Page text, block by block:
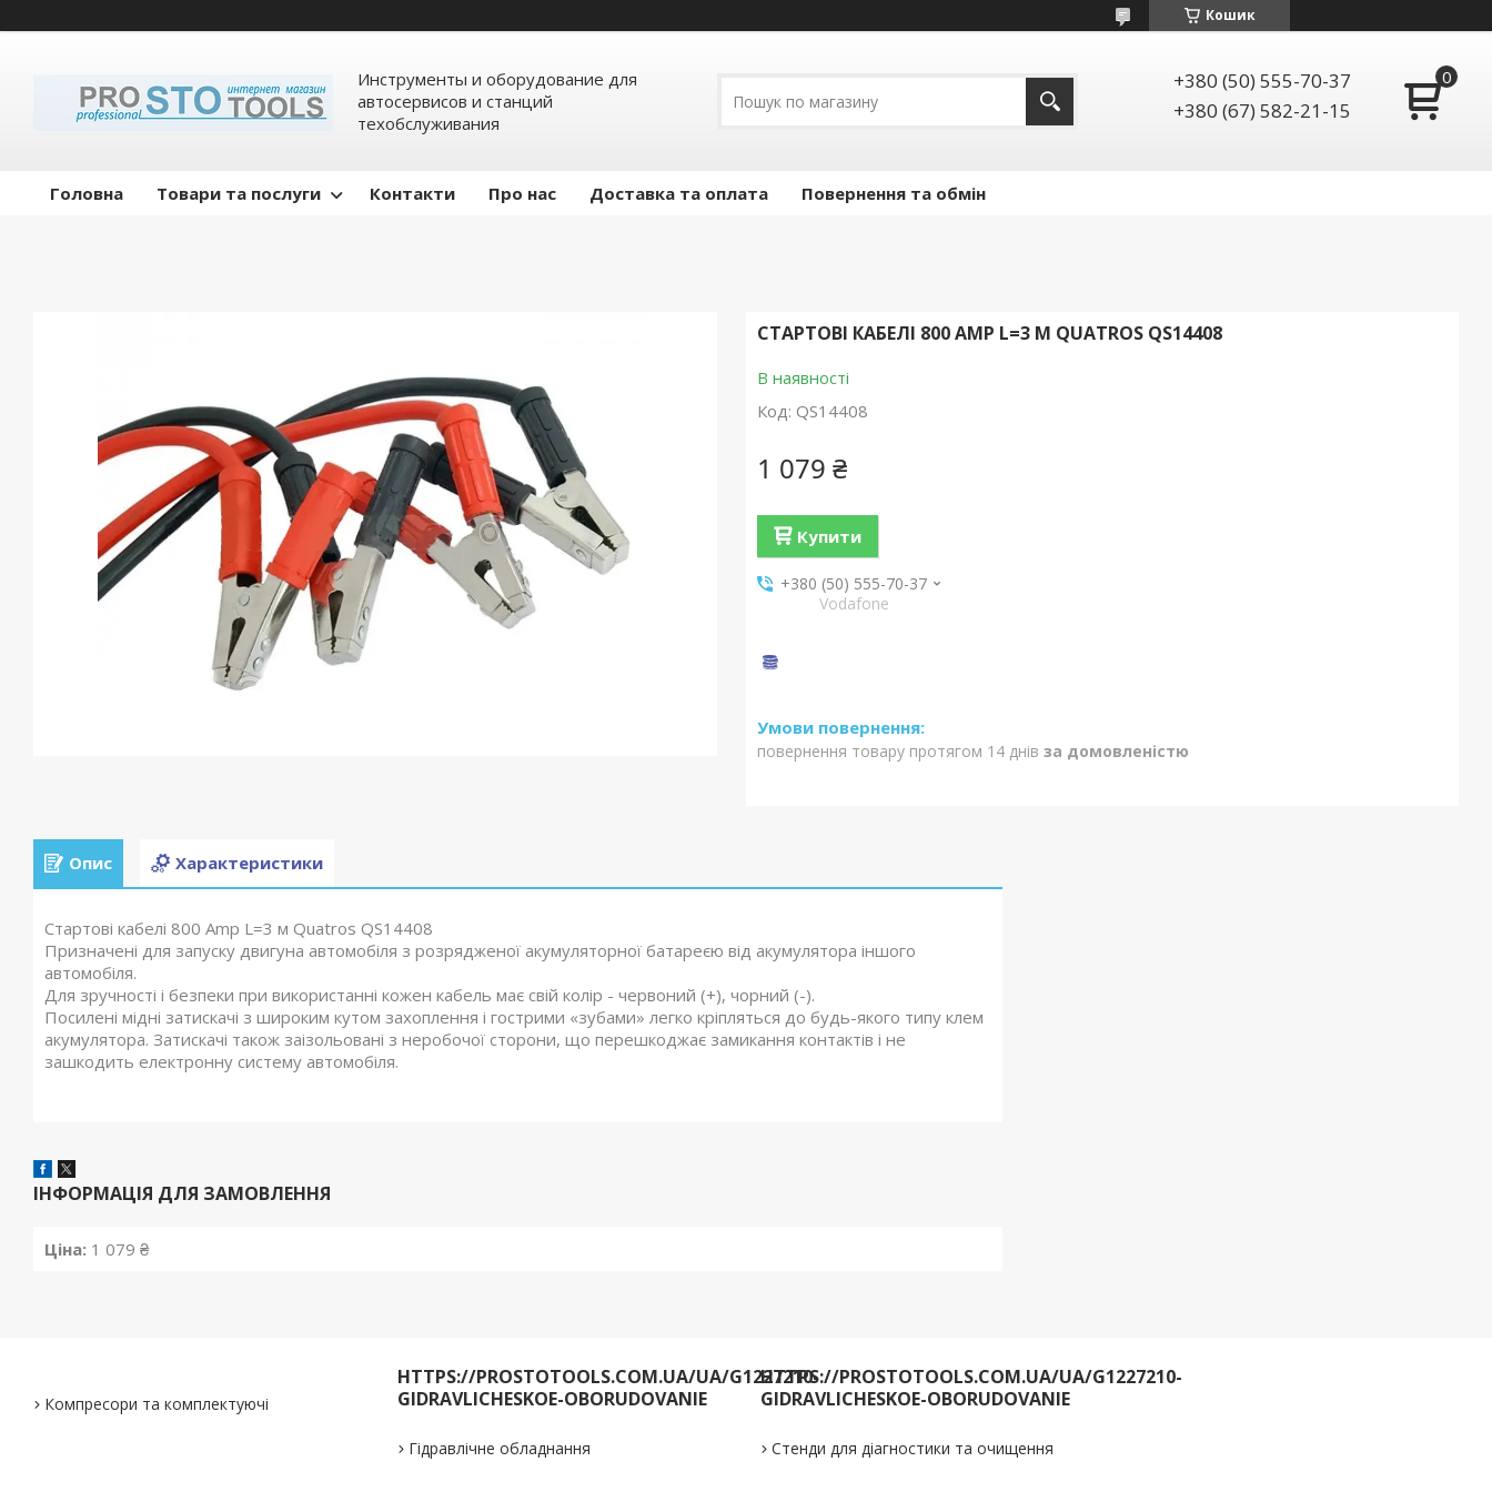
Кошик
Инструменты и оборудование для
автосервисов и станций
техобслуживания
+380 (50) 555-70-37
+380 (67) 582-21-15
Головна Товари та послуги Контакти Про нас Доставка та оплата Повернення та обмін
СТАРТОВІ КАБЕЛІ 800 AMP L=3 М QUATROS QS14408
В наявності
Код: QS14408
1 079 ₴
Купити
+380 (50) 555-70-37
Vodafone
повернення товару протягом 14 днів за домовленістю
Опис Характеристики
Стартові кабелі 800 Amp L=3 м Quatros QS14408
Призначені для запуску двигуна автомобіля з розрядженої акумуляторної батареєю від акумулятора іншого
автомобіля.
Для зручності і безпеки при використанні кожен кабель має свій колір - червоний (+), чорний (-).
Посилені мідні затискачі з широким кутом захоплення і гострими «зубами» легко кріпляться до будь-якого типу клем
акумулятора. Затискачі також заізольовані з неробочої сторони, що перешкоджає замикання контактів і не
зашкодить електронну систему автомобіля.
ІНФОРМАЦІЯ ДЛЯ ЗАМОВЛЕННЯ
Ціна: 1 079 ₴
Компресори та комплектуючі
HTTPS://PROSTOTOOLS.COM.UA/UA/G1227210-
GIDRAVLICHESKOE-OBORUDOVANIE
Гідравлічне обладнання
HTTPS://PROSTOTOOLS.COM.UA/UA/G1227210-
GIDRAVLICHESKOE-OBORUDOVANIE
Стенди для діагностики та очищення